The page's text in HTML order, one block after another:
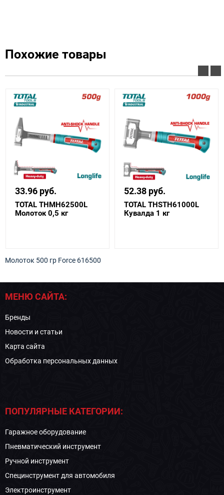
Похожие товары
33.96 руб.
TOTAL THMH62500L
Молоток 0,5 кг
52.38 руб.
TOTAL THSTH61000L
Кувалда 1 кг
Молоток 500 гр Force 616500
МЕНЮ САЙТА:
Бренды
Новости и статьи
Карта сайта
Обработка персональных данных
ПОПУЛЯРНЫЕ КАТЕГОРИИ:
Гаражное оборудование
Пневматический инструмент
Ручной инструмент
Специнструмент для автомобиля
Электроинструмент